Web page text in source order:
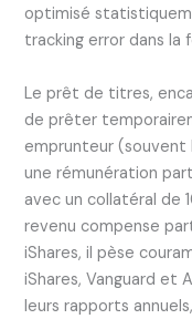
optimisé
tracking error dans
Le prêt de titres,
de prêter
emprunteur (souvent
une rémunération
avec un collatéral de
revenu compense
iShares, il pèse
iShares, Vanguard et
leurs rapports